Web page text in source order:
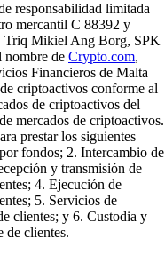
responsabilidad limitada
mercantil C 88392 y
Triq Mikiel Ang Borg, SPK
nombre de Crypto.com,
Financieros de Malta
criptoactivos conforme al
de criptoactivos del
mercados de criptoactivos.
prestar los siguientes
fondos; 2. Intercambio de
y transmisión de
4. Ejecución de
5. Servicios de
clientes; y 6. Custodia y
de clientes.